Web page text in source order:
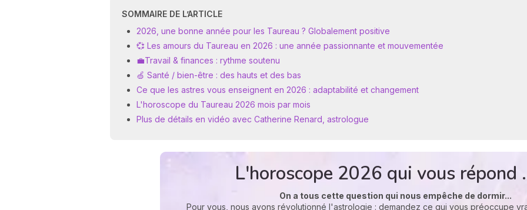
SOMMAIRE DE L’ARTICLE
2026, une bonne année pour les Taureau ? Globalement positive
💞 Les amours du Taureau en 2026 : une année passionnante et mouvementée
💼Travail & finances : rythme soutenu
🍏 Santé / bien-être : des hauts et des bas
Ce que les astres vous enseignent en 2026 : adaptabilité et changement
L'horoscope du Taureau 2026 mois par mois
Plus de détails en vidéo avec Catherine Renard, astrologue
L'horoscope 2026 qui vous répond
On a tous cette question qui nous empêche de dormir...
Pour vous, nous avons révolutionné l'astrologie : demandez ce qui vous préoccupe